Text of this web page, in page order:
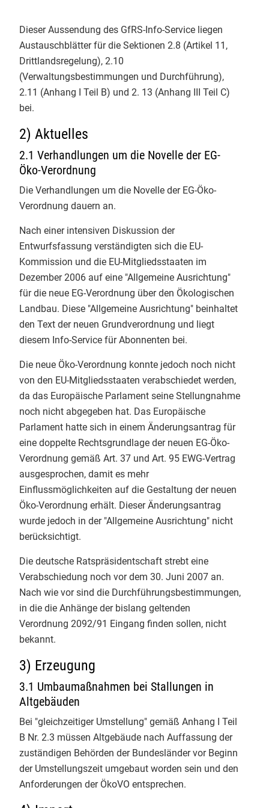
1
Natürlich GfRS-#biozertifiziert!
Ressourcenschutz mbH
30.07.2026
Endspurt beim Basiskurs Bio-
Kontrolle an der Uni Gießen! 🌿 Tag
4 hatte es inhaltlich richtig in sich.
​Unsere Themen heute:
Unternehmen der ökologischen
Lebensmittelwirtschaft selbst die
Bio-Qualität?
✅ Betrugsbekämpfung: Ein starker
und sehr konkreter Einblick des
LAVE NRWzu Bio-Betrugsfällen
und ihrer Aufdeckung
✅ Die Rollenwippe als Bio-
Kontrolleur:im: Interaktive
Simulationen zum professionellen
und sicheren Auftreten als Prüfer:in
vor Ort.
aber vor allem eines: viel Mut für
eine sichere Bio-Zukunft! 👏
​#BioKontrolle #Zertifizierung
Justus-Liebig-Universität Giessen
Christian Herzig
3
GfRS Gesellschaft für
Ressourcenschutz mbH
29.07.2026
Die Integrität der gesamten Bio-
Wertschöpfungskette im Fokus. 🌍
Handel
Mo - Fr: 9.00 - 12.00 & 13.00 - 17.00 Uhr
Telefon 0551 - 488 77 31
oderoekosortiment@gfrs.de/
Info-Service 4/2025
Info-Service 3/2025
Info-Service 2/2025
Info-Service 4/2024
Info-Service 3/2024
Info-Service 2/2024
Info-Service 1/2024
Info-Service 4/2023
Info-Service 3/2023
Info-Service 2/2023
Info-Service 1/2023
Info-Service 4/2022
Info-Service 3/2022
Info-Service 2/2022
Info-Service 1/2022
Info-Service 4/2021
Info-Service 3/2021
Info-Service 2/2021
Info-Service 1/2021
Info-Service 4/2020
Info-Service 3/2020
EmpCo-Richtlinie
EU-Bio-Verordnung 2018/848
Termine
Bio-Links
Dieser Aussendung des GfRS-Info-Service liegen
Austauschblätter für die Sektionen 2.8 (Artikel 11,
Drittlandsregelung), 2.10
(Verwaltungsbestimmungen und Durchführung),
2.11 (Anhang I Teil B) und 2. 13 (Anhang III Teil C)
bei.
2) Aktuelles
2.1 Verhandlungen um die Novelle der EG-
Öko-Verordnung
Die Verhandlungen um die Novelle der EG-Öko-
Verordnung dauern an.
Nach einer intensiven Diskussion der
Entwurfsfassung verständigten sich die EU-
Kommission und die EU-Mitgliedsstaaten im
Dezember 2006 auf eine "Allgemeine Ausrichtung"
für die neue EG-Verordnung über den Ökologischen
Landbau. Diese "Allgemeine Ausrichtung" beinhaltet
den Text der neuen Grundverordnung und liegt
diesem Info-Service für Abonnenten bei.
Die neue Öko-Verordnung konnte jedoch noch nicht
von den EU-Mitgliedsstaaten verabschiedet werden,
da das Europäische Parlament seine Stellungnahme
noch nicht abgegeben hat. Das Europäische
Parlament hatte sich in einem Änderungsantrag für
eine doppelte Rechtsgrundlage der neuen EG-Öko-
Verordnung gemäß Art. 37 und Art. 95 EWG-Vertrag
ausgesprochen, damit es mehr
Einflussmöglichkeiten auf die Gestaltung der neuen
Öko-Verordnung erhält. Dieser Änderungsantrag
wurde jedoch in der "Allgemeine Ausrichtung" nicht
berücksichtigt.
Die deutsche Ratspräsidentschaft strebt eine
Verabschiedung noch vor dem 30. Juni 2007 an.
Nach wie vor sind die Durchführungsbestimmungen,
in die die Anhänge der bislang geltenden
Verordnung 2092/91 Eingang finden sollen, nicht
bekannt.
3) Erzeugung
3.1 Umbaumaßnahmen bei Stallungen in
Altgebäuden
Bei "gleichzeitiger Umstellung" gemäß Anhang I Teil
B Nr. 2.3 müssen Altgebäude nach Auffassung der
zuständigen Behörden der Bundesländer vor Beginn
der Umstellungszeit umgebaut worden sein und den
Anforderungen der ÖkoVO entsprechen.